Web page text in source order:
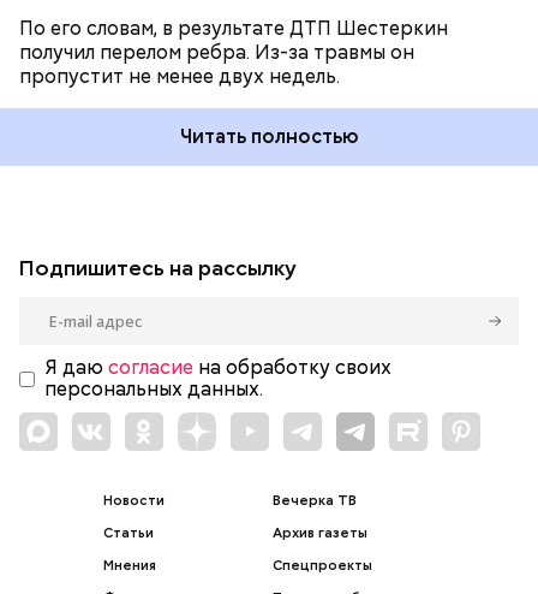
По его словам, в результате ДТП Шестеркин
получил перелом ребра. Из-за травмы он
пропустит не менее двух недель.
Читать полностью
Подпишитесь на рассылку
Я даю согласие на обработку своих
персональных данных.
Новости
Статьи
Мнения
Вечерка ТВ
Архив газеты
Спецпроекты